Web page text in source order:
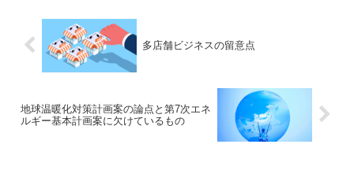
多店舗ビジネスの留意点
地球温暖化対策計画案の論点と第7次エネ
ルギー基本計画案に欠けているもの